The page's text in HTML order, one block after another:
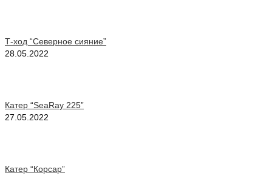
Т-ход “Северное сияние”
28.05.2022
Катер “SeaRay 225”
27.05.2022
Катер “Корсар”